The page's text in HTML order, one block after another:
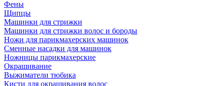
Фены
Щипцы
Машинки для стрижки
Машинки для стрижки волос и бороды
Ножи для парикмахерских машинок
Сменные насадки для машинок
Ножницы парикмахерские
Окрашивание
Выжиматели тюбика
Кисти для окрашивания волос